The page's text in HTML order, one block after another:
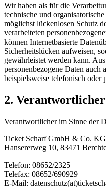
Wir haben als für die
technische und
möglichst lückenlosen Schutz
verarbeiteten
können Internetbasierte
Sicherheitslücken aufweisen,
gewährleistet werden kann.
personenbezogene Daten auch
beispielsweise telefonisch oder
2. Verantwortlicher
Verantwortlicher im Sinne der
Ticket Scharf GmbH & Co. KG
Hansererweg 10, 83471
Telefon: 08652/2325
Telefax: 08652/690929
E-Mail: